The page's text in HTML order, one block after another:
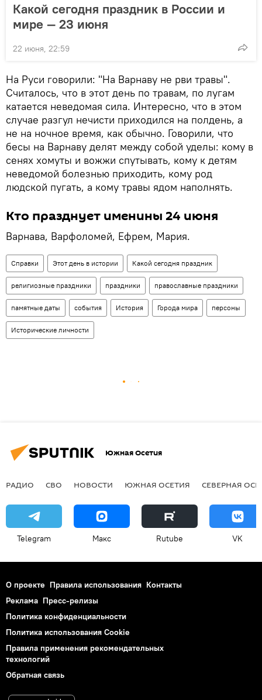
Какой сегодня праздник в России и
мире — 23 июня
22 июня, 22:59
На Руси говорили: "На Варнаву не рви травы".
Считалось, что в этот день по травам, по лугам
катается неведомая сила. Интересно, что в этом
случае разгул нечисти приходился на полдень, а
не на ночное время, как обычно. Говорили, что
бесы на Варнаву делят между собой уделы: кому в
сенях хомуты и вожжи спутывать, кому к детям
неведомой болезнью приходить, кому род
людской пугать, а кому травы ядом наполнять.
Кто празднует именины 24 июня
Варнава, Варфоломей, Ефрем, Мария.
Справки Этот день в истории Какой сегодня праздник
религиозные праздники праздники православные праздники
памятные даты события История Города мира персоны
Исторические личности
Южная Осетия
РАДИО СВО НОВОСТИ ЮЖНАЯ ОСЕТИЯ СЕВЕРНАЯ
Telegram Макс Rutube VK
О проекте Правила использования Контакты
Реклама Пресс-релизы
Политика конфиденциальности
Политика использования Cookie
Правила применения рекомендательных
технологий
Обратная связь